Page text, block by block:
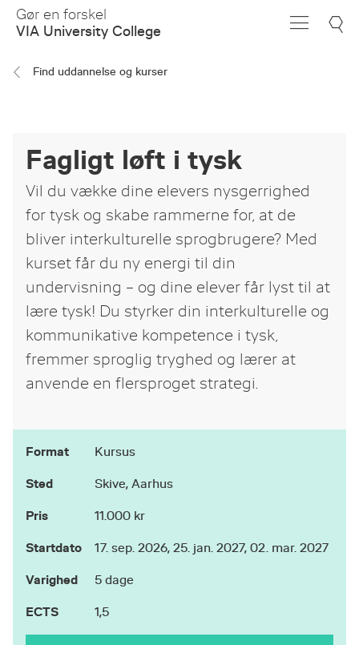
Skip
Main
Gør en forskel
VIA University College
Find uddannelse og kurser
Fagligt løft i tysk
Vil du vække dine elevers nysgerrighed
for tysk og skabe rammerne for, at de
bliver interkulturelle sprogbrugere? Med
kurset får du ny energi til din
undervisning – og dine elever får lyst til at
lære tysk! Du styrker din interkulturelle og
kommunikative kompetence i tysk,
fremmer sproglig tryghed og lærer at
anvende en flersproget strategi.
Format Kursus
Sted Skive, Aarhus
Pris 11.000 kr
Startdato 17. sep. 2026, 25. jan. 2027, 02. mar. 2027
Varighed 5 dage
ECTS 1,5